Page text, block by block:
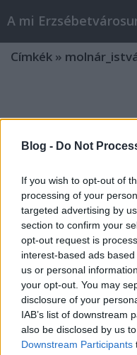
Blog - Do Not
If you wish to opt-out of
processing of your
targeted advertising by
section to confirm your
opt-out request is
interest-based ads
us or personal
your opt-out. You may
disclosure of your
IAB’s list of downstream
also be disclosed by us
Downstream Participants
A mi
Címkék »
928.
amier• 2019. július 30.